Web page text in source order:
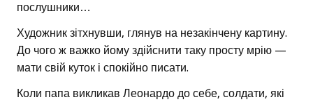
послушники…
Художник зітхнувши, глянув на незакінчену картину.
До чого ж важко йому здійснити таку просту мрію —
мати свій куток і спокійно писати.
Коли папа викликав Леонардо до себе, солдати, які